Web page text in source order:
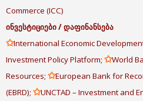
Commerce (ICC)
ინვესტიციები/დაფინანსება
✩International Economic
Investment Policy Platform; ✩World
Resources; ✩European Bank for
(EBRD); ✩UNCTAD – Investment and